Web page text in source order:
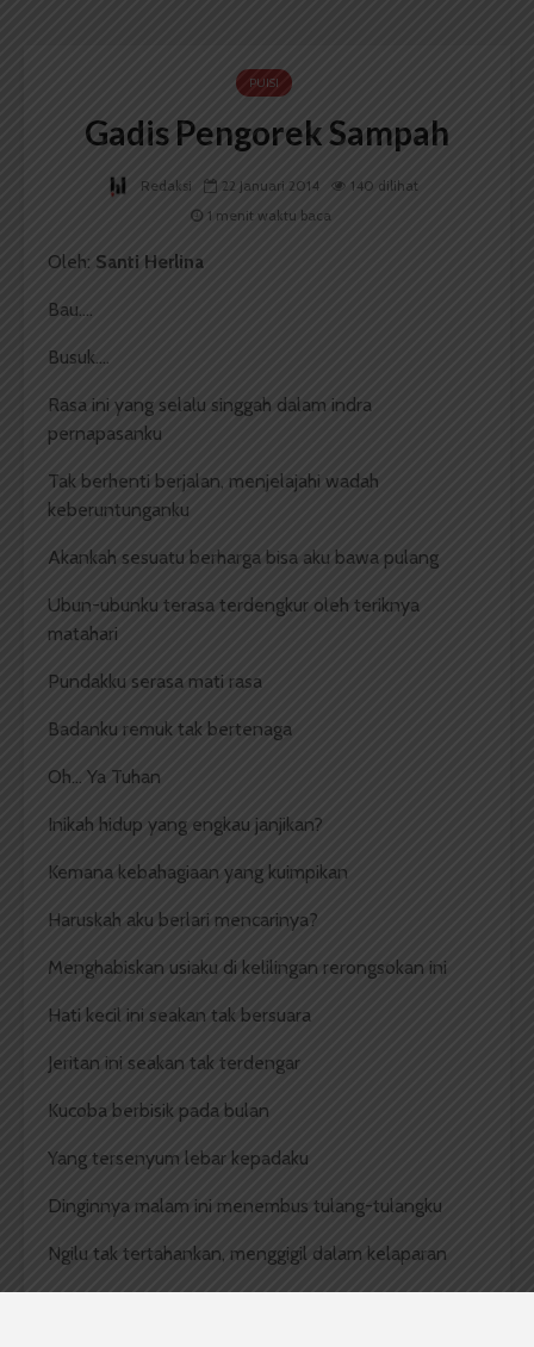
PUISI
Gadis Pengorek Sampah
Redaksi 22 Januari 2014
140 dilihat
1 menit waktu baca
Oleh: Santi Herlina
Bau….
Busuk….
Rasa ini yang selalu singgah dalam indra
pernapasanku
Tak berhenti berjalan, menjelajahi wadah
keberuntunganku
Akankah sesuatu berharga bisa aku bawa pulang
Ubun-ubunku terasa terdengkur oleh teriknya
matahari
Pundakku serasa mati rasa
Badanku remuk tak bertenaga
Oh… Ya Tuhan
Inikah hidup yang engkau janjikan?
Kemana kebahagiaan yang kuimpikan
Haruskah aku berlari mencarinya?
Menghabiskan usiaku di kelilingan rerongsokan ini
Hati kecil ini seakan tak bersuara
Jeritan ini seakan tak terdengar
Kucoba berbisik pada bulan
Yang tersenyum lebar kepadaku
Dinginnya malam ini menembus tulang-tulangku
Ngilu tak tertahankan, menggigil dalam kelaparan